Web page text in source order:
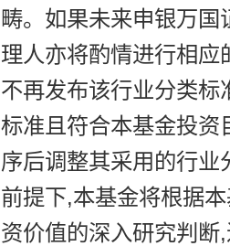
畴。如果未来申银万
理人亦将酌情进行相
不再发布该行业分类
标准且符合本基金投
序后调整其采用的行
前提下,本基金将根据
资价值的深入研究判